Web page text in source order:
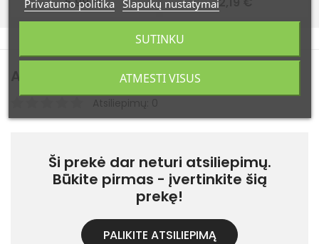
Ši prekė dar neturi atsiliepimų.
Būkite pirmas - įvertinkite šią
prekę!
PALIKITE ATSILIEPIMĄ
Privatumo politika Slapukų nustatymai
ATMESTI VISUS
SUTINKU